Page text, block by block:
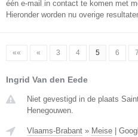
één e-mail in contact te komen met
Hieronder worden nu overige
«« « 3 4 5 6 7
Ingrid Van den Eede
Niet gevestigd in de plaats
Henegouwen.
Vlaams-Brabant » Meise